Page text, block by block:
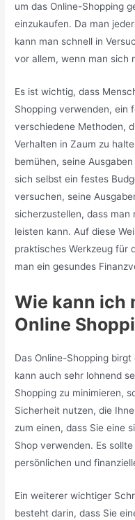
um das Online-Shopping
einzukaufen. Da man
kann man schnell in
vor allem, wenn man sich
Es ist wichtig, dass
Shopping verwenden, ein
verschiedene Methoden,
Verhalten in Zaum zu
bemühen, seine
sich selbst ein festes
versuchen, seine
sicherzustellen, dass
leisten kann. Auf diese
praktisches Werkzeug für
man ein gesundes
Wie kann ich
Online
Das Online-Shopping
kann auch sehr lohnend
Shopping zu minimieren,
Sicherheit nutzen, die
zum einen, dass Sie eine
Shop verwenden. Es
persönlichen und
Ein weiterer wichtiger
besteht darin, dass Sie